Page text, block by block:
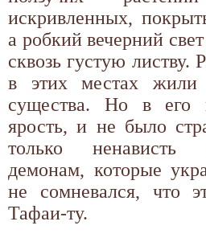
искривленных,
а робкий вечерний
сквозь густую листву.
в этих местах жили
существа. Но в его
ярость, и не было
только ненависть
демонам, которые
не сомневался, что
Тафаи-ту.